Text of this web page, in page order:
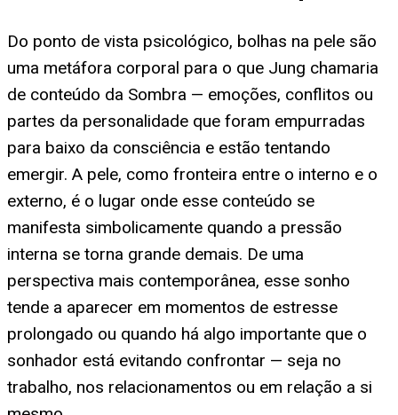
Do ponto de vista psicológico, bolhas na pele são
uma metáfora corporal para o que Jung chamaria
de conteúdo da Sombra — emoções, conflitos ou
partes da personalidade que foram empurradas
para baixo da consciência e estão tentando
emergir. A pele, como fronteira entre o interno e o
externo, é o lugar onde esse conteúdo se
manifesta simbolicamente quando a pressão
interna se torna grande demais. De uma
perspectiva mais contemporânea, esse sonho
tende a aparecer em momentos de estresse
prolongado ou quando há algo importante que o
sonhador está evitando confrontar — seja no
trabalho, nos relacionamentos ou em relação a si